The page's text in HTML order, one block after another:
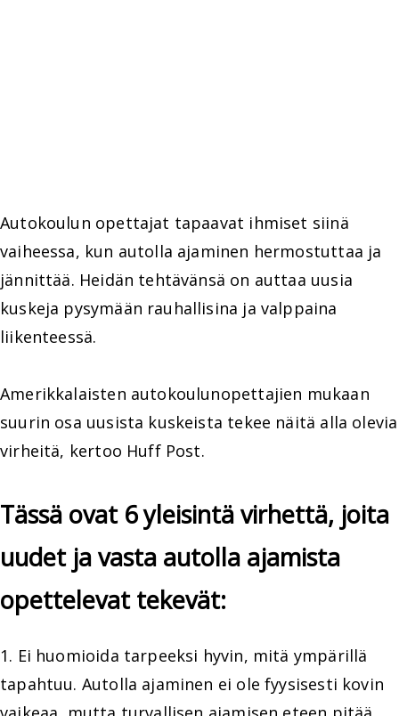
Autokoulun opettajat tapaavat ihmiset siinä
vaiheessa, kun autolla ajaminen hermostuttaa ja
jännittää. Heidän tehtävänsä on auttaa uusia
kuskeja pysymään rauhallisina ja valppaina
liikenteessä.
Amerikkalaisten autokoulunopettajien mukaan
suurin osa uusista kuskeista tekee näitä alla olevia
virheitä, kertoo Huff Post.
Tässä ovat 6 yleisintä virhettä, joita
uudet ja vasta autolla ajamista
opettelevat tekevät:
1. Ei huomioida tarpeeksi hyvin, mitä ympärillä
tapahtuu. Autolla ajaminen ei ole fyysisesti kovin